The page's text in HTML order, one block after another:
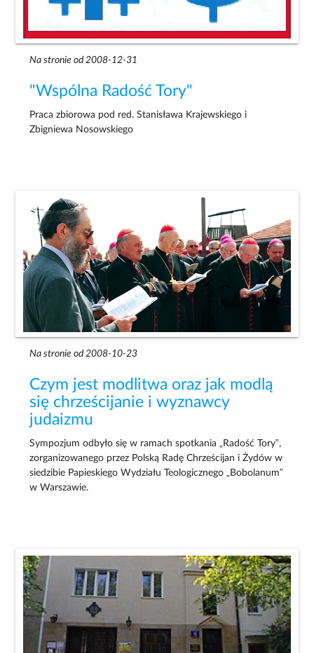
Na stronie od 2008-12-31
"Wspólna Radość Tory"
Praca zbiorowa pod red. Stanisława Krajewskiego i
Zbigniewa Nosowskiego
Na stronie od 2008-10-23
Czym jest modlitwa oraz jak modlą
się chrześcijanie i wyznawcy
judaizmu
Sympozjum odbyło się w ramach spotkania „Radość Tory”,
zorganizowanego przez Polską Radę Chrześcijan i Żydów w
siedzibie Papieskiego Wydziału Teologicznego „Bobolanum”
w Warszawie.